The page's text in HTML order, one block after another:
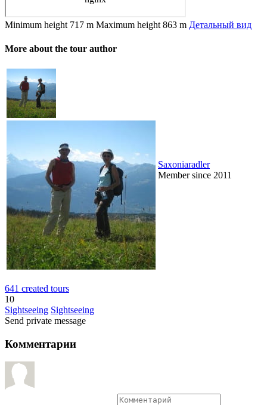
Minimum height 717 m Maximum height 863 m Детальный вид
More about the tour author
Saxoniaradler
Member since 2011
641 created tours
10
Sightseeing Sightseeing
Send private message
Комментарии